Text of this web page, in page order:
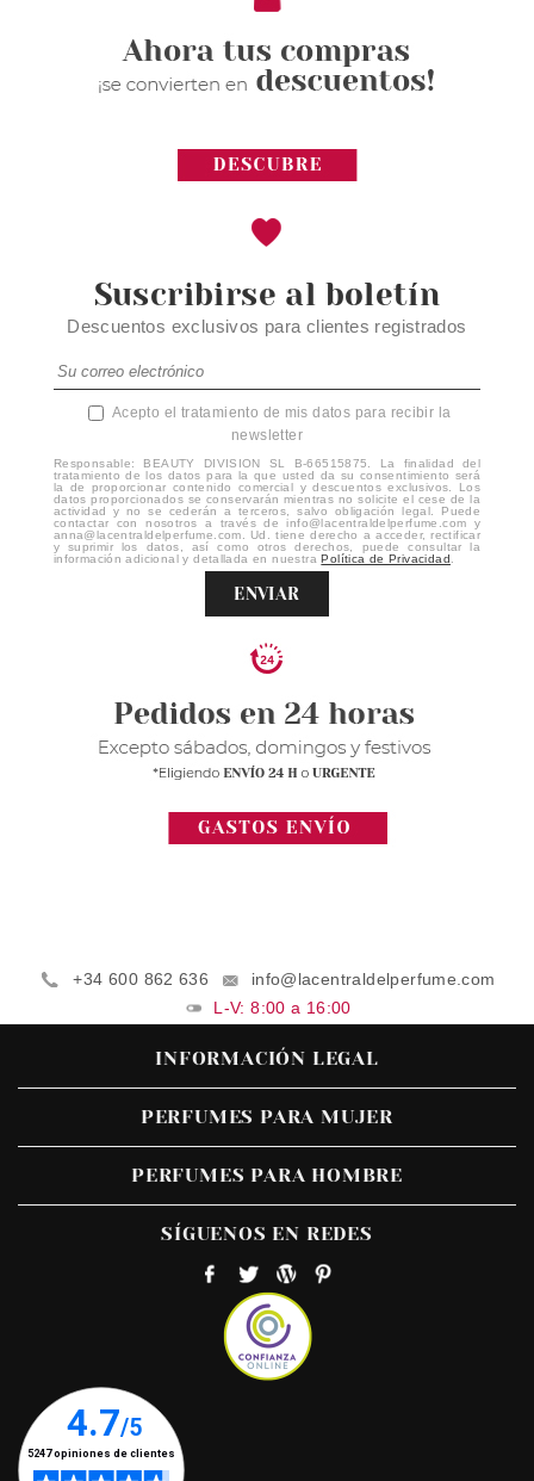
Suscribirse al boletín
Descuentos exclusivos para clientes registrados
Acepto el tratamiento de mis datos para recibir la
newsletter
Responsable: BEAUTY DIVISION SL B-66515875. La finalidad del
tratamiento de los datos para la que usted da su consentimiento será
la de proporcionar contenido comercial y descuentos exclusivos. Los
datos proporcionados se conservarán mientras no solicite el cese de la
actividad y no se cederán a terceros, salvo obligación legal. Puede
contactar con nosotros a través de info@lacentraldelperfume.com y
anna@lacentraldelperfume.com. Ud. tiene derecho a acceder, rectificar
y suprimir los datos, así como otros derechos, puede consultar la
información adicional y detallada en nuestraPolítica de Privacidad
ENVIAR
+34 600 862 636
info@lacentraldelperfume.com
L-V: 8:00 a 16:00
INFORMACIÓN LEGAL
PERFUMES PARA MUJER
PERFUMES PARA HOMBRE
SÍGUENOS EN REDES